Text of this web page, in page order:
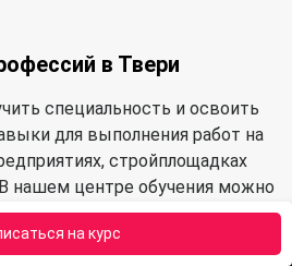
на курс
в Твери
специальность и освоить
для выполнения работ на
стройплощадках
В нашем центре обучения можно
профессий: